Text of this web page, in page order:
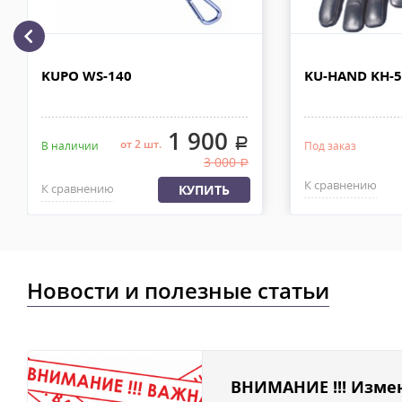
Доставка по Москве, МО и России - EMS ПОЧТА РОССИИ
в течении 2-4х рабочих дней с момента 100% предоплаты,
KUPO WS-140
В наличии от 2 шт.1 900 .
3 000.
К сравнению КУПИТЬ
KU-HAND KH-
Под заказ
К сравнению
Новости и полезные статьи
ВНИМАНИЕ !!!